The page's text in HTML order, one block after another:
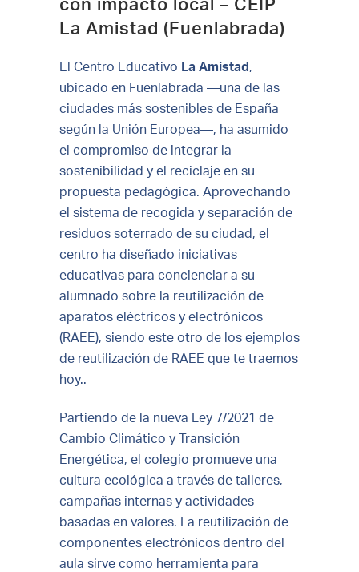
con impacto local – CEIP
La Amistad (Fuenlabrada)
El Centro Educativo La Amistad ,
ubicado en Fuenlabrada —una de las
ciudades más sostenibles de España
según la Unión Europea—, ha asumido
el compromiso de integrar la
sostenibilidad y el reciclaje en su
propuesta pedagógica. Aprovechando
el sistema de recogida y separación de
residuos soterrado de su ciudad, el
centro ha diseñado iniciativas
educativas para concienciar a su
alumnado sobre la reutilización de
aparatos eléctricos y electrónicos
(RAEE), siendo este otro de los ejemplos
de reutilización de RAEE que te traemos
hoy..
Partiendo de la nueva Ley 7/2021 de
Cambio Climático y Transición
Energética, el colegio promueve una
cultura ecológica a través de talleres,
campañas internas y actividades
basadas en valores. La reutilización de
componentes electrónicos dentro del
aula sirve como herramienta para